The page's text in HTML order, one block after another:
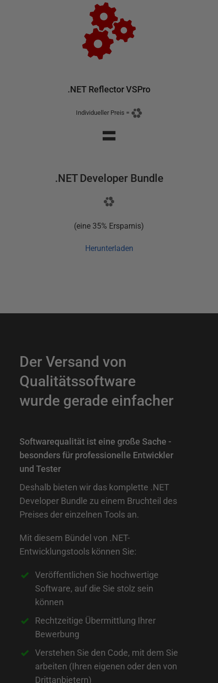
.NET Reflector VSPro
Individueller Preis =
=
.NET Developer Bundle
(eine 35% Ersparnis)
Herunterladen
E
i
f
h
r
u
n
g
i
d
s
E
D
Der Versand von
Qualitätssoftware
wurde gerade einfacher
Softwarequalität ist eine große Sache -
besonders für professionelle Entwickler
und Tester
Deshalb bieten wir das komplette .NET
Developer Bundle zu einem Bruchteil des
Preises der einzelnen Tools an.
Mit diesem Bündel von .NET-
Entwicklungstools können Sie:
Veröffentlichen Sie hochwertige
Software, auf die Sie stolz sein
können
Rechtzeitige Übermittlung Ihrer
Bewerbung
Verstehen Sie den Code, mit dem Sie
arbeiten (Ihren eigenen oder den von
Drittanbietern)